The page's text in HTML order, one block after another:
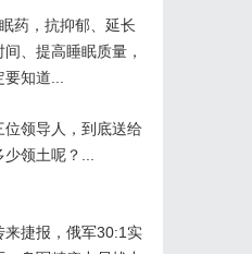
药，抗抑郁、延长
间、提高睡眠质量，
知道...
位领导人，到底送给
领土呢？...
来捷报，俄军30:1实